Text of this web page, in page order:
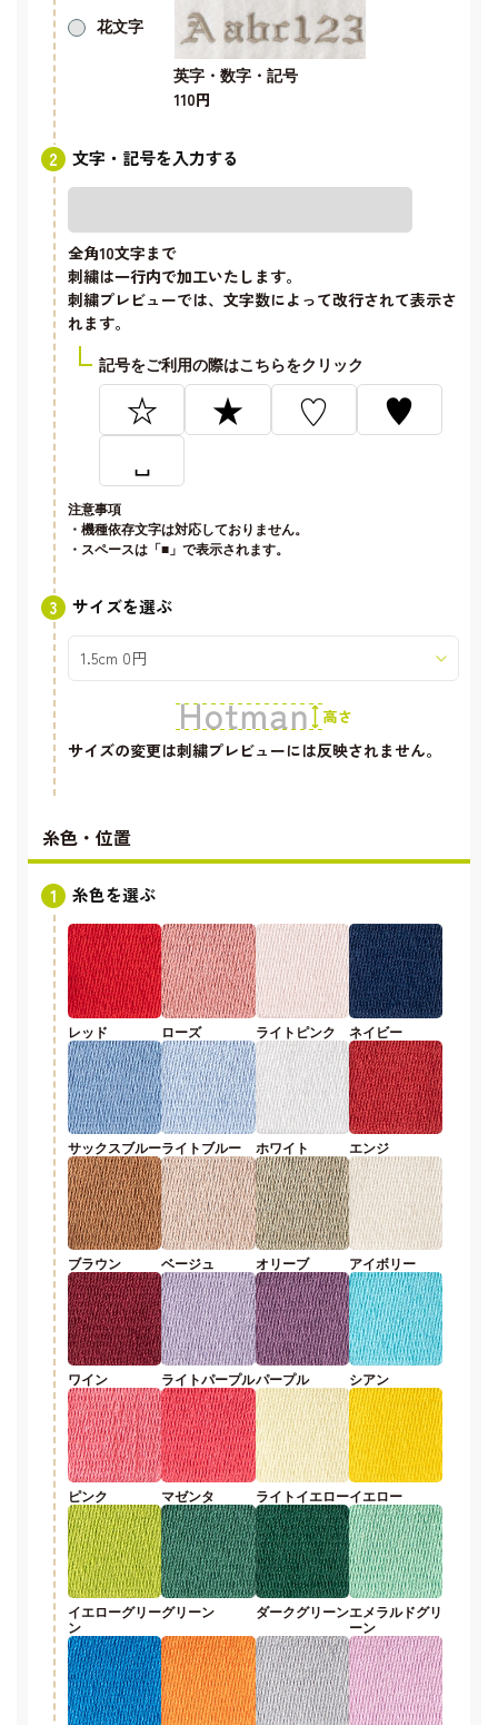
花文字
英字・数字・記号
110円
文字・記号を入力する
全角10文字まで
刺繍は一行内で加工いたします。
刺繍プレビューでは、文字数によって改行されて表示さ
れます。
記号をご利用の際はこちらをクリック
☆ ★ ♡
♥
␣
注意事項
・機種依存文字は対応しておりません。
・スペースは「■」で表示されます。
サイズを選ぶ
サイズの変更は刺繍プレビューには反映されません。
糸色・位置
糸色を選ぶ
レッド ローズ ライトピンク ネイビー
サックスブルーライトブルー ホワイト エンジ
ブラウン ベージュ オリーブ アイボリー
ワイン ライトパープルパープル シアン
ピンク マゼンタ ライトイエローイエロー
イエローグリー
ン
グリーン ダークグリーンエメラルドグリ
ーン